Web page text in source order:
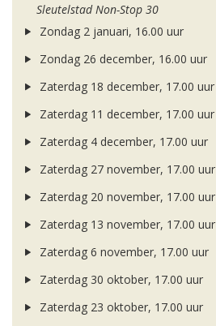
Sleutelstad Non-Stop 30
Zondag 2 januari, 16.00 uur
Zondag 26 december, 16.00 uur
Zaterdag 18 december, 17.00 uur
Zaterdag 11 december, 17.00 uur
Zaterdag 4 december, 17.00 uur
Zaterdag 27 november, 17.00 uur
Zaterdag 20 november, 17.00 uur
Zaterdag 13 november, 17.00 uur
Zaterdag 6 november, 17.00 uur
Zaterdag 30 oktober, 17.00 uur
Zaterdag 23 oktober, 17.00 uur